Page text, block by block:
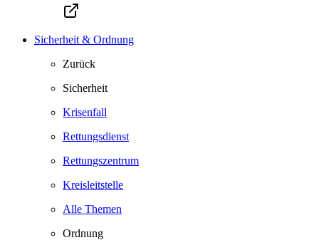
Sicherheit & Ordnung
Zurück
Sicherheit
Krisenfall
Rettungsdienst
Rettungszentrum
Kreisleitstelle
Alle Themen
Ordnung